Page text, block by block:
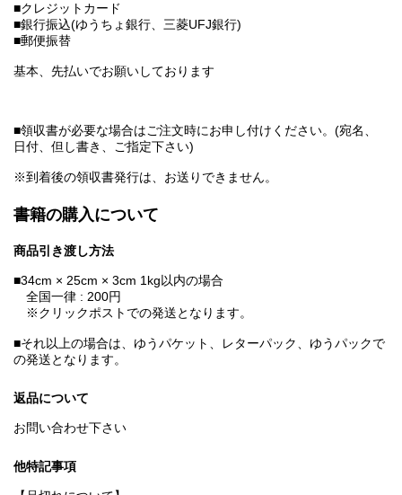
■クレジットカード
■銀行振込(ゆうちょ銀行、三菱UFJ銀行)
■郵便振替
基本、先払いでお願いしております
■領収書が必要な場合はご注文時にお申し付けください。(宛名、
日付、但し書き、ご指定下さい)
※到着後の領収書発行は、お送りできません。
書籍の購入について
商品引き渡し方法
■34cm × 25cm × 3cm 1kg以内の場合
全国一律 : 200円
※クリックポストでの発送となります。
■それ以上の場合は、ゆうパケット、レターパック、ゆうパックで
の発送となります。
返品について
お問い合わせ下さい
他特記事項